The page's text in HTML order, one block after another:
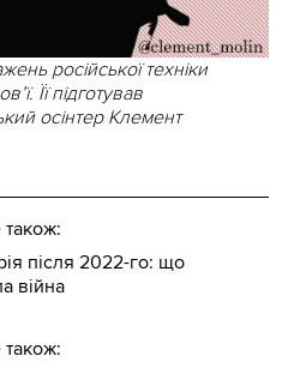
російської техніки
Її підготував
осінтер Клемент
також:
після 2022-го: що
війна
також: